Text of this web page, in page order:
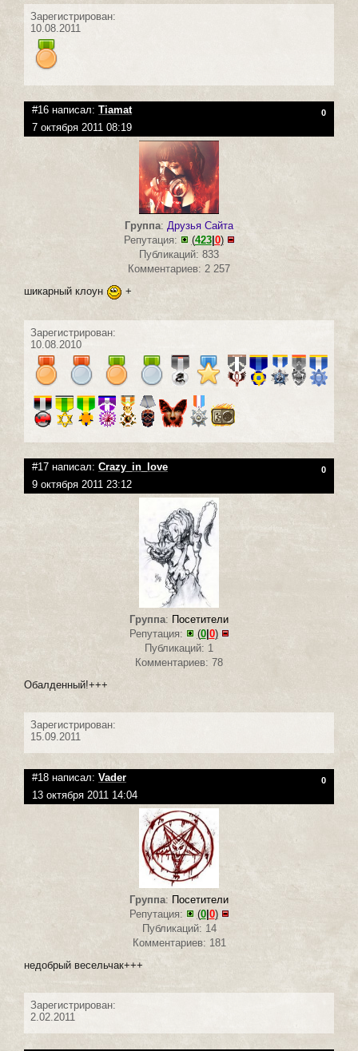
Зарегистрирован:
10.08.2011
#16 написал: Tiamat 0
7 октября 2011 08:19
Группа: Друзья Сайта
Репутация:
(423|0)
Публикаций: 833
Комментариев: 2 257
шикарный клоун
+
Зарегистрирован:
10.08.2010
#17 написал: Crazy_in_love 0
9 октября 2011 23:12
Группа: Посетители
Репутация:
(0| 0)
Публикаций: 1
Комментариев: 78
Обалденный!+++
Зарегистрирован:
15.09.2011
#18 написал: Vader 0
13 октября 2011 14:04
Группа: Посетители
Репутация:
(0| 0)
Публикаций: 14
Комментариев: 181
недобрый весельчак+++
Зарегистрирован:
2.02.2011